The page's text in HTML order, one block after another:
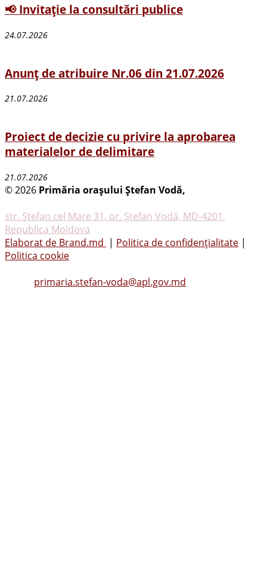
📢 Invitație la consultări publice
24.07.2026
Anunț de atribuire Nr.06 din 21.07.2026
21.07.2026
Proiect de decizie cu privire la aprobarea
materialelor de delimitare
21.07.2026
© 2026 Primăria oraşului Ştefan Vodă,
str. Ştefan cel Mare 31, or. Ştefan Vodă, MD-4201,
Republica Moldova
Elaborat de Brand.md | Politica de confidențialitate |
Politica cookie
primaria.stefan-voda@apl.gov.md